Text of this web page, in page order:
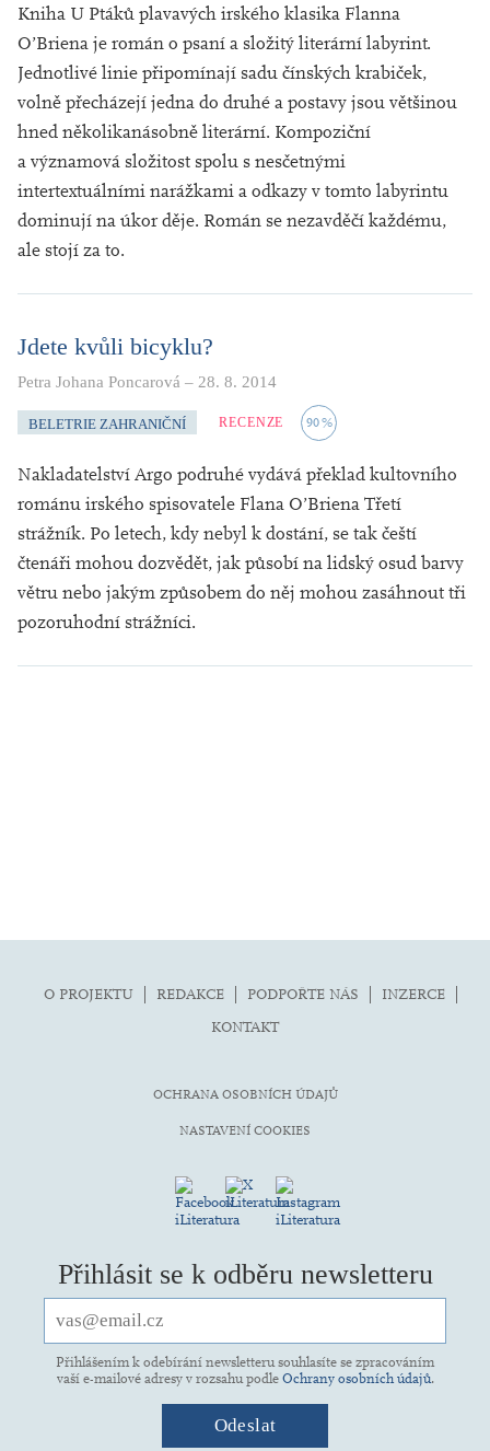
Kniha U Ptáků plavavých irského klasika Flanna
O’Briena je román o psaní a složitý literární labyrint.
Jednotlivé linie připomínají sadu čínských krabiček,
volně přecházejí jedna do druhé a postavy jsou většinou
hned několikanásobně literární. Kompoziční
a významová složitost spolu s nesčetnými
intertextuálními narážkami a odkazy v tomto labyrintu
dominují na úkor děje. Román se nezavděčí každému,
ale stojí za to.
Jdete kvůli bicyklu?
Petra Johana Poncarová – 28. 8. 2014
BELETRIE ZAHRANIČNÍ RECENZE 90%
Nakladatelství Argo podruhé vydává překlad kultovního
románu irského spisovatele Flana O’Briena Třetí
strážník. Po letech, kdy nebyl k dostání, se tak čeští
čtenáři mohou dozvědět, jak působí na lidský osud barvy
větru nebo jakým způsobem do něj mohou zasáhnout tři
pozoruhodní strážníci.
O PROJEKTU REDAKCE PODPOŘTE NÁS
INZERCE
KONTAKT
OCHRANA OSOBNÍCH ÚDAJŮ
NASTAVENÍ COOKIES
Přihlásit se k odběru newsletteru
Přihlášením k odebírání newsletteru souhlasíte se zpracováním
vaší e-mailové adresy v rozsahu podleOchrany osobních údajů.